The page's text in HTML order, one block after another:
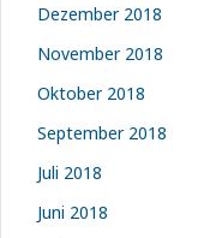
Dezember 2018
November 2018
Oktober 2018
September 2018
Juli 2018
Juni 2018